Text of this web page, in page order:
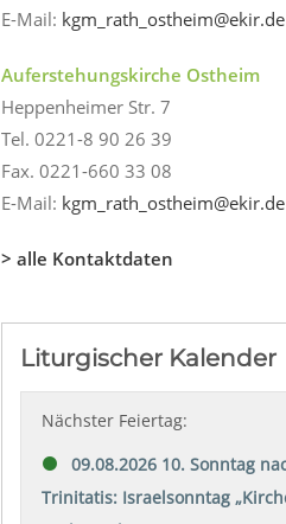
E-Mail: kgm_rath_ostheim@ekir.de
Auferstehungskirche Ostheim
Heppenheimer Str. 7
Tel. 0221-8 90 26 39
Fax. 0221-660 33 08
E-Mail: kgm_rath_ostheim@ekir.de
> alle Kontaktdaten